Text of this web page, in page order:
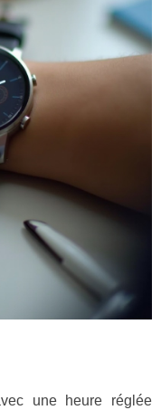
une heure réglée